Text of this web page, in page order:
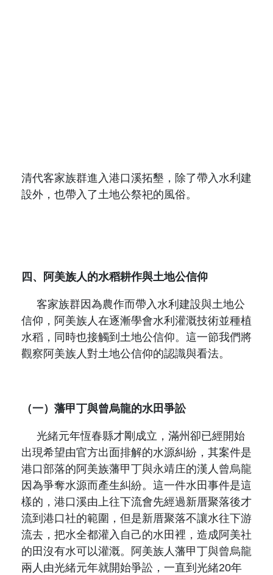
清代客家族群進入港口溪拓墾，除了帶入水利建
設外，也帶入了土地公祭祀的風俗。
四、阿美族人的水稻耕作與土地公信仰
客家族群因為農作而帶入水利建設與土地公
信仰，阿美族人在逐漸學會水利灌溉技術並種植
水稻，同時也接觸到土地公信仰。這一節我們將
觀察阿美族人對土地公信仰的認識與看法。
（一）藩甲丁與曾烏龍的水田爭訟
光緒元年恆春縣才剛成立，滿州卻已經開始
出現希望由官方出面排解的水源糾紛，其案件是
港口部落的阿美族藩甲丁與永靖庄的漢人曾烏龍
因為爭奪水源而產生糾紛。這一件水田事件是這
樣的，港口溪由上往下流會先經過新厝聚落後才
流到港口社的範圍，但是新厝聚落不讓水往下游
流去，把水全都灌入自己的水田裡，造成阿美社
的田沒有水可以灌溉。阿美族人藩甲丁與曾烏龍
兩人由光緒元年就開始爭訟，一直到光緒20年